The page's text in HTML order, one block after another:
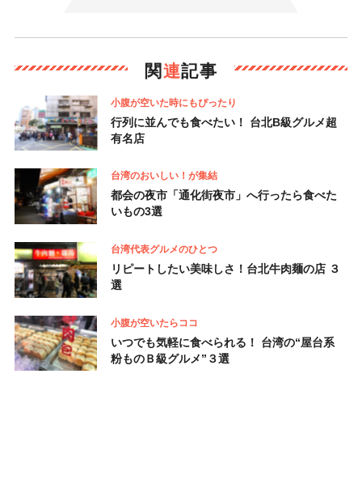
関連記事
小腹が空いた時にもぴったり
行列に並んでも食べたい！ 台北B級グルメ超
有名店
台湾のおいしい！が集結
都会の夜市「通化街夜市」へ行ったら食べた
いもの3選
台湾代表グルメのひとつ
リピートしたい美味しさ！台北牛肉麺の店 ３
選
小腹が空いたらココ
いつでも気軽に食べられる！ 台湾の“屋台系
粉ものＢ級グルメ”３選